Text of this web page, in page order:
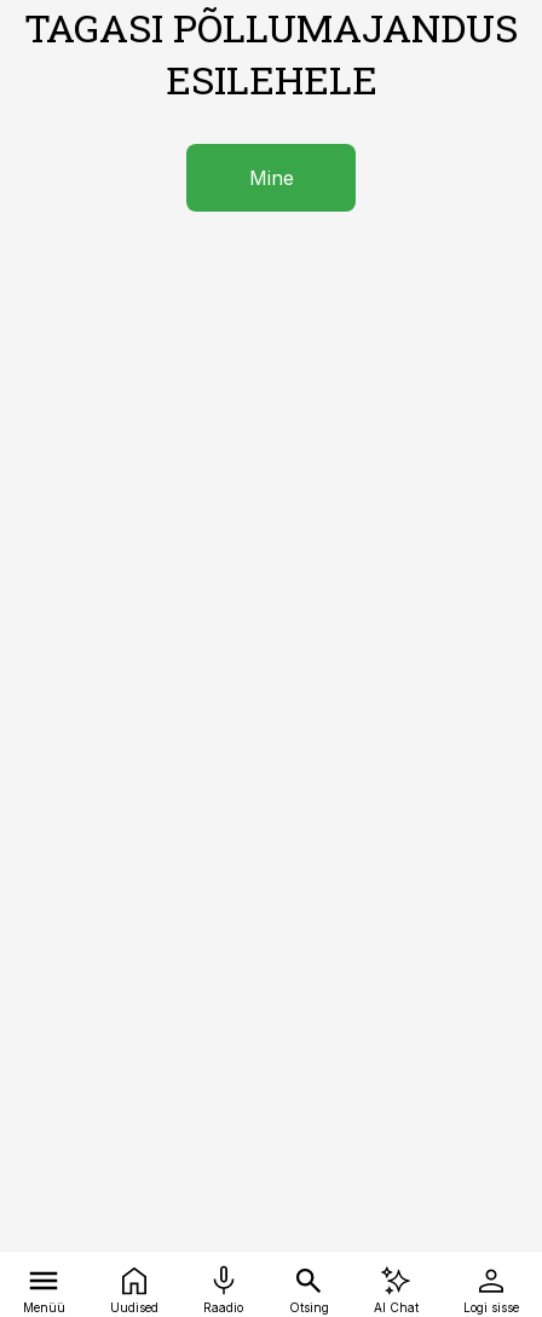
TAGASI PÕLLUMAJANDUS
ESILEHELE
Mine
Menüü Uudised Raadio Otsing AI Chat Logi sisse